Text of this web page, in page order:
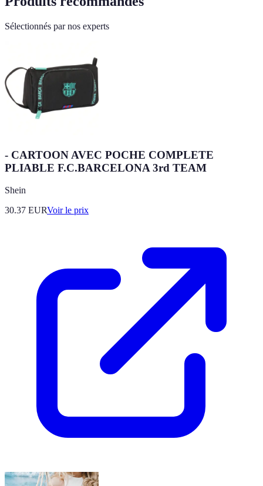
Sélectionnés par nos experts
- CARTOON AVEC POCHE COMPLETE
PLIABLE F.C.BARCELONA 3rd TEAM
Shein
30.37 EURVoir le prix